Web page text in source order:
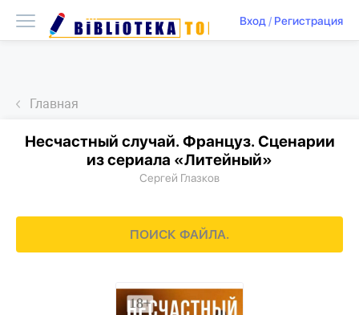
Вход/ Регистрация
Главная
Несчастный случай. Француз. Сценарии
из сериала «Литейный»
Сергей Глазков
ПОИСК ФАЙЛА.